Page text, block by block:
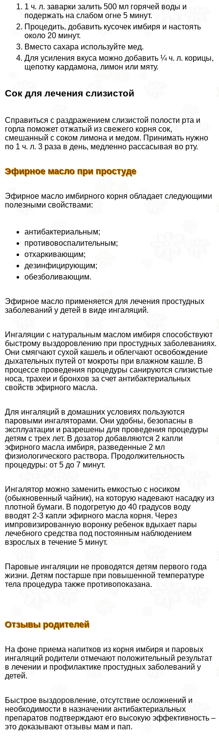
1 ч. л. заварки залить 500 мл горячей воды и
подержать на слабом огне 5 минут.
Процедить, добавить кусочек имбиря и настоять
около 20 минут.
Вместо сахара используйте мед.
Для усиления вкуса можно добавить ¼ ч. л. корицы,
щепотку кардамона, лимон или мяту.
Сок для лечения слизистой
Справиться с раздражением слизистой полости рта и
горла поможет отжатый из свежего корня сок,
смешанный с соком лимона и медом. Принимать нужно
по 1 ч. л. 3 раза в день, медленно рассасывая во рту.
Эфирное масло при простуде
Эфирное масло имбирного корня обладает следующими
полезными свойствами:
антибактериальным;
противовоспалительным;
отхаркивающим;
дезинфицирующим;
обезболивающим.
Эфирное масло применяется для лечения простудных
заболеваний у детей в виде ингаляций.
Ингаляции с натуральным маслом имбиря способствуют
быстрому выздоровлению при простудных заболеваниях.
Они смягчают сухой кашель и облегчают освобождение
дыхательных путей от мокроты при влажном кашле. В
процессе проведения процедуры санируются слизистые
носа, трахеи и бронхов за счет антибактериальных
свойств эфирного масла.
Для ингаляций в домашних условиях пользуются
паровыми ингаляторами. Они удобны, безопасны в
эксплуатации и разрешены для проведения процедуры
детям с трех лет. В дозатор добавляются 2 капли
эфирного масла имбиря, разведенные 2 мл
физиологического раствора. Продолжительность
процедуры: от 5 до 7 минут.
Ингалятор можно заменить емкостью с носиком
(обыкновенный чайник), на которую надевают насадку из
плотной бумаги. В подогретую до 40 градусов воду
вводят 2-3 капли эфирного масла корня. Через
импровизированную воронку ребенок вдыхает пары
лечебного средства под постоянным наблюдением
взрослых в течение 5 минут.
Паровые ингаляции не проводятся детям первого года
жизни. Детям постарше при повышенной температуре
тела процедypa также противопоказана.
Отзывы родителей
На фоне приема напитков из корня имбиря и паровых
ингаляций родители отмечают положительный результат
в лечении и профилактике простудных заболеваний у
детей.
Быстрое выздоровление, отсутствие осложнений и
необходимости в назначении антибактериальных
препаратов подтверждают его высокую эффективность –
это доказывают отзывы мам и пап.